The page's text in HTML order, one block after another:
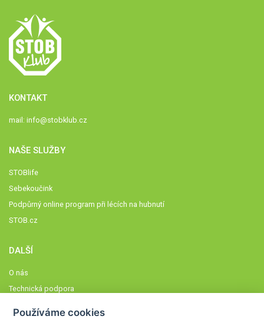
KONTAKT
mail: info@stobklub.cz
NAŠE SLUŽBY
STOBlife
Sebekoučink
Podpůrný online program při lécích na hubnutí
STOB.cz
DALŠÍ
O nás
Technická podpora
Používáme cookies